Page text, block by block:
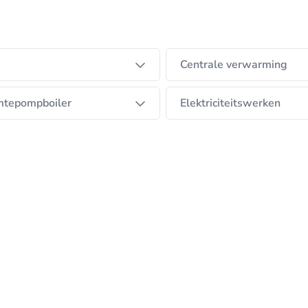
Andy is een bron aan ervaring in de
van onze warmtepompen. Hieruit is Airco-Tec
vooral administratief bezig achter de schermen.
Centrale verwarming
Elektriciteitswerken